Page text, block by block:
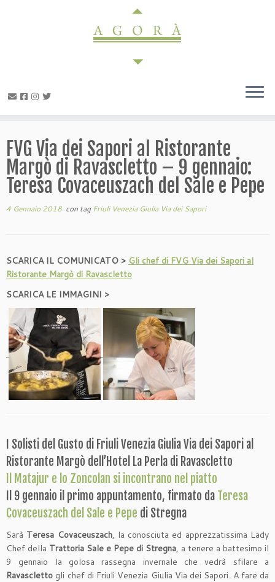
FVG Via dei Sapori al Ristorante
Margò di Ravascletto – 9 gennaio:
Teresa Covaceuszach del Sale e Pepe
4 Gennaio 2018 con tagFriuli Venezia Giulia Via dei Sapori
SCARICA IL COMUNICATO > Gli chef di FVG Via dei Sapori al
Ristorante Margò di Ravascletto
SCARICA LE IMMAGINI >
I Solisti del Gusto di Friuli Venezia Giulia Via dei Sapori al
Ristorante Margò dell’Hotel La Perla di Ravascletto
Il Matajur e lo Zoncolan si incontrano nel piatto
Il 9 gennaio il primo appuntamento, firmato da Teresa
Covaceuszach del Sale e Pepe di Stregna
Sarà Teresa Covaceuszach, la conosciuta ed apprezzatissima Lady
Chef della Trattoria Sale e Pepe di Stregna, a tenere a battesimo il
9 gennaio la golosa rassegna invernale che vedrà sfilare a
Ravascletto gli chef di Friuli Venezia Giulia Via dei Sapori. A fare da